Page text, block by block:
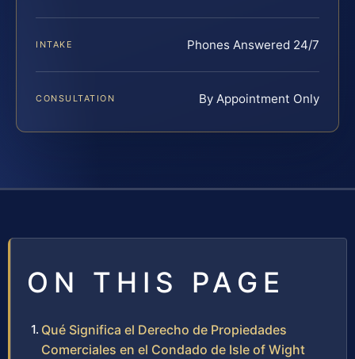
INTAKE Phones Answered 24/7
CONSULTATION By Appointment Only
ON THIS PAGE
Qué Significa el Derecho de Propiedades
Comerciales en el Condado de Isle of Wight